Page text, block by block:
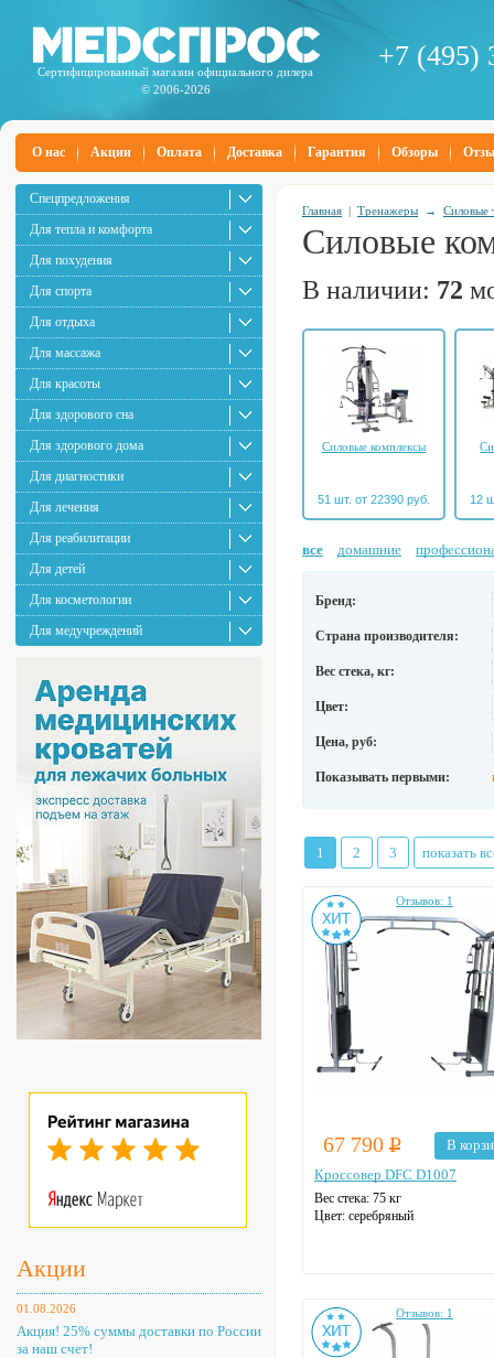
Сертифицированный магазин официального дилера
© 2006-2026
+7 (495)
О нас Акции Оплата Доставка Гарантия Обзоры
Спецпредложения
Для тепла и комфорта
Для похудения
Для спорта
Для отдыха
Для массажа
Для красоты
Для здорового сна
Для здорового дома
Для диагностики
Для лечения
Для реабилитации
Для детей
Для косметологии
Для медучреждений
Акции
01.08.2026
Акция! 25% суммы доставки по России
за наш счет!
Главная | Тренажеры → Силовые
Силовые
В наличии: 72
Силовые комплексы
51 шт. от 22390 руб. 12
все домашние
Бренд:
Страна производителя:
Вес стека, кг:
Цвет:
Цена, руб:
Показывать первыми:
1 2 3 показать
Отзывов: 1
67 790 Р
В
Кроссовер DFC D1007
Вес стека: 75 кг
Цвет: серебряный
Отзывов: 1